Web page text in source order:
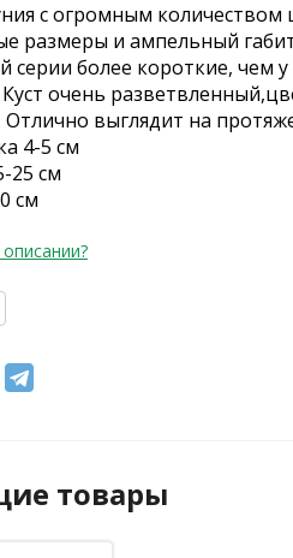
с огромным количеством
размеры и ампельный
серии более короткие, чем у
очень
выглядит на
4-5 см
25 см
см
товары